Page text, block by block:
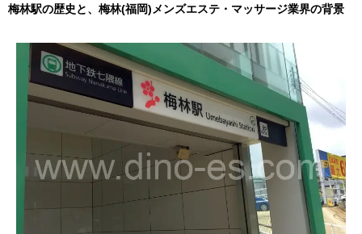
梅林駅の歴史と、梅林(福岡)メンズエステ・マッサージ業界の背景